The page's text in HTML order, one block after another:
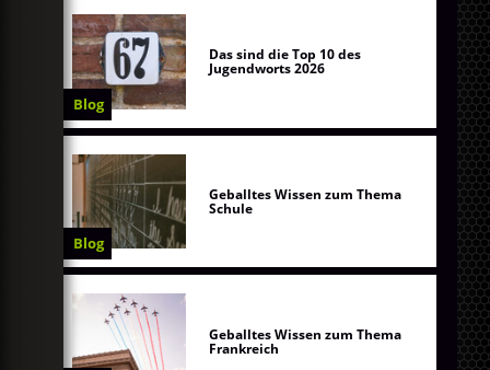
Blog
Das sind die Top 10 des
Jugendworts 2026
Blog
Geballtes Wissen zum Thema
Schule
Geballtes Wissen zum Thema
Frankreich